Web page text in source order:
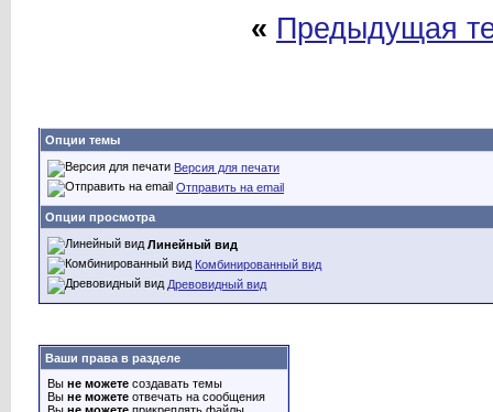
« Предыдущая
Опции темы
Версия для печати
Отправить на email
Опции просмотра
Линейный вид
Комбинированный вид
Древовидный вид
Ваши права в разделе
Вы не можете создавать темы
Вы не можете отвечать на сообщения